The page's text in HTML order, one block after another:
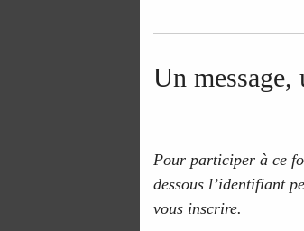
Un message,
Pour participer à ce
dessous l’identifiant
vous inscrire.